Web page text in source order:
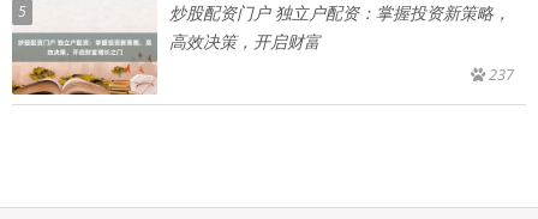
5
炒股配资门户 独立户配资：掌握投资新策略，
高效决策，开启财富
237